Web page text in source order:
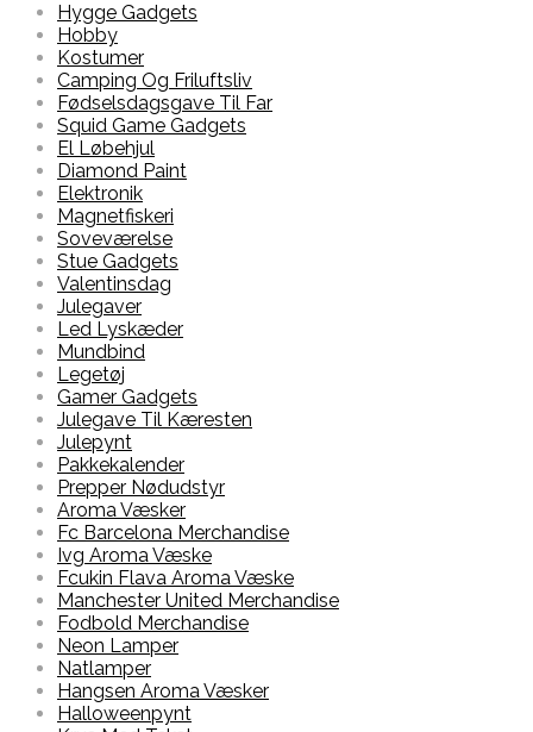
Hygge Gadgets
Hobby
Kostumer
Camping Og Friluftsliv
Fødselsdagsgave Til Far
Squid Game Gadgets
El Løbehjul
Diamond Paint
Elektronik
Magnetfiskeri
Soveværelse
Stue Gadgets
Valentinsdag
Julegaver
Led Lyskæder
Mundbind
Legetøj
Gamer Gadgets
Julegave Til Kæresten
Julepynt
Pakkekalender
Prepper Nødudstyr
Aroma Væsker
Fc Barcelona Merchandise
Ivg Aroma Væske
Fcukin Flava Aroma Væske
Manchester United Merchandise
Fodbold Merchandise
Neon Lamper
Natlamper
Hangsen Aroma Væsker
Halloweenpynt